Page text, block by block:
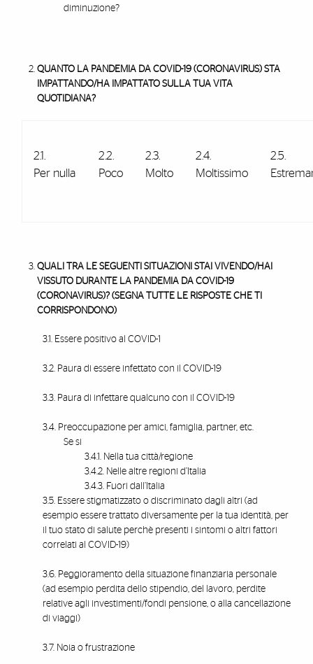
diminuzione?
QUANTO LA PANDEMIA DA COVID-19 (CORONAVIRUS) STA
IMPATTANDO/HA IMPATTATO SULLA TUA VITA
QUOTIDIANA?
2.1.
Per nulla
2.2.
Poco
2.3.
Molto
2.4.
Moltissimo
2.5.
QUALI TRA LE SEGUENTI SITUAZIONI STAI VIVENDO/HAI
VISSUTO DURANTE LA PANDEMIA DA COVID-19
(CORONAVIRUS)?(SEGNA TUTTE LE RISPOSTE CHE TI
CORRISPONDONO)
3.1. Essere positivo al COVID-1
3.2. Paura di essere infettato con il COVID-19
3.3. Paura di infettare qualcuno con il COVID-19
3.4. Preoccupazione per amici, famiglia, partner, etc.
Se si
3.4.1. Nella tua città/regione
3.4.2. Nelle altre regioni d’Italia
3.4.3. Fuori dall’Italia
3.5. Essere stigmatizzato o discriminato dagli altri (ad
esempio essere trattato diversamente per la tua identità, per
il tuo stato di salute perchè presenti i sintomi o altri fattori
correlati al COVID-19)
3.6. Peggioramento della situazione finanziaria personale
(ad esempio perdita dello stipendio, del lavoro, perdite
relative agli investimenti/fondi pensione, o alla cancellazione
di viaggi)
3.7. Noia o frustrazione